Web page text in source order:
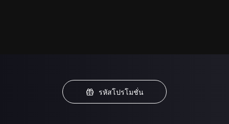
รหัสโปรโมชั่น